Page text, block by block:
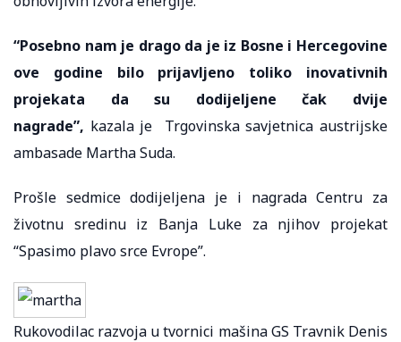
“Posebno nam je drago da je iz Bosne i Hercegovine
ove godine bilo prijavljeno toliko inovativnih
projekata da su dodijeljene čak dvije
nagrade”, kazala je Trgovinska savjetnica austrijske
ambasade Martha Suda.
Prošle sedmice dodijeljena je i nagrada Centru za
životnu sredinu iz Banja Luke za njihov projekat
“Spasimo plavo srce Evrope”.
Rukovodilac razvoja u tvornici mašina GS Travnik Denis